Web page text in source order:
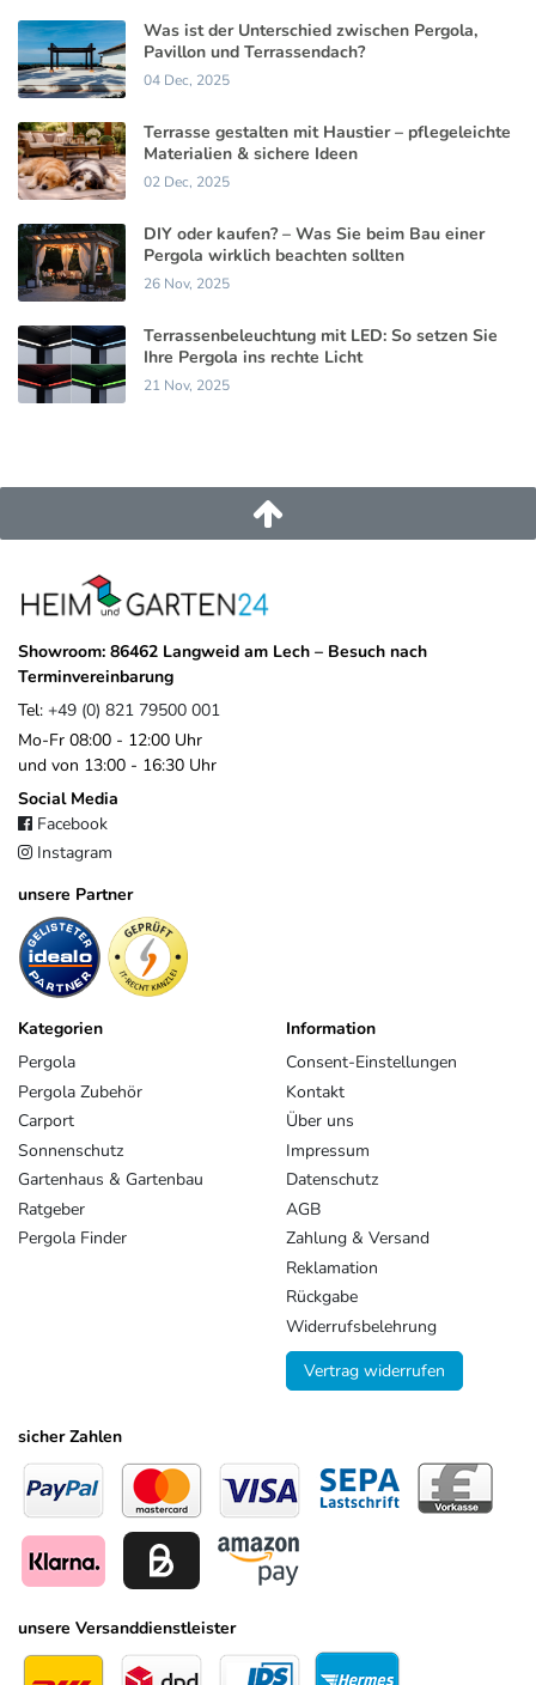
Was ist der Unterschied zwischen Pergola,
Pavillon und Terrassendach?
04 Dec, 2025
Terrasse gestalten mit Haustier – pflegeleichte
Materialien & sichere Ideen
02 Dec, 2025
DIY oder kaufen? – Was Sie beim Bau einer
Pergola wirklich beachten sollten
26 Nov, 2025
Terrassenbeleuchtung mit LED: So setzen Sie
Ihre Pergola ins rechte Licht
21 Nov, 2025
Showroom: 86462 Langweid am Lech – Besuch nach
Terminvereinbarung
Tel: +49 (0) 821 79500 001
Mo-Fr 08:00 - 12:00 Uhr
und von 13:00 - 16:30 Uhr
Social Media
Facebook
Instagram
unsere Partner
Kategorien
Pergola
Pergola Zubehör
Carport
Sonnenschutz
Gartenhaus & Gartenbau
Ratgeber
Pergola Finder
Information
Consent-Einstellungen
Kontakt
Über uns
Impressum
Datenschutz
AGB
Zahlung & Versand
Reklamation
Rückgabe
Widerrufsbelehrung
Vertrag widerrufen
sicher Zahlen
unsere Versanddienstleister